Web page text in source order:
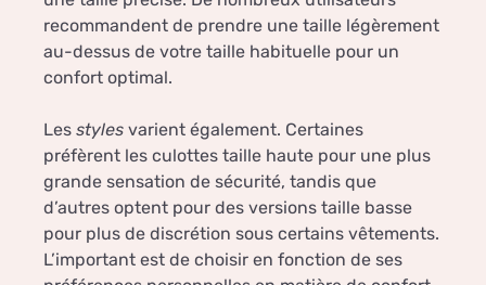
recommandent de prendre une taille légèrement
au-dessus de votre taille habituelle pour un
confort optimal.
Les styles varient également. Certaines
préfèrent les culottes taille haute pour une plus
grande sensation de sécurité, tandis que
d’autres optent pour des versions taille basse
pour plus de discrétion sous certains vêtements.
L’important est de choisir en fonction de ses